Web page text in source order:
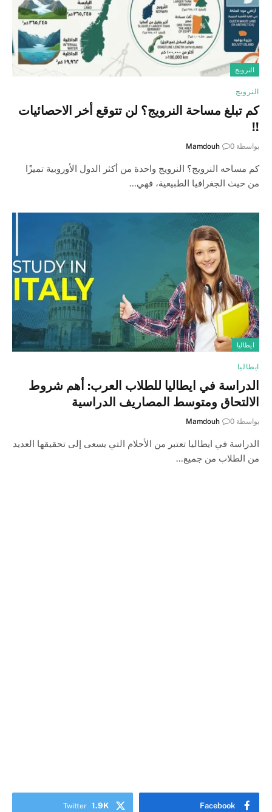
النرويج
النرويج
كم تبلغ مساحة النرويج؟ لن تتوقع أخر الاحصائيات
!!
بواسطة Mamdouh 0
كم مساحه النرويج؟ النرويج واحدة من أكثر الدول الأوروبية تميزًا
من حيث الجغرافيا الطبيعية، فهي…
ايطاليا
ايطاليا
الدراسة في ايطاليا للطلاب العرب: أهم شروط
الالتحاق ومتوسط المصاريف الدراسية
بواسطة Mamdouh 0
الدراسة في ايطاليا تعتبر من الأحلام التي يسعى إلى تحقيقها العديد
من الطلاب من جميع…
Facebook
Twitter 1.9K